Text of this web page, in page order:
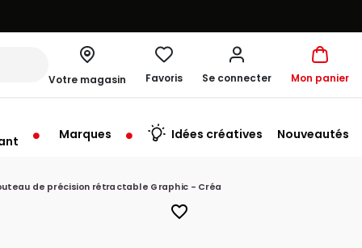
Votre magasin
à 10:00
Favoris Se connecter Mon panier
Marques Idées créatives Nouveautés
de précision rétractable Graphic - Créa
favorite_border